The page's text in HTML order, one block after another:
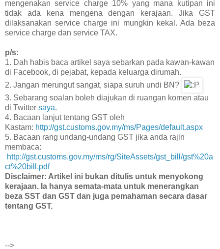
mengenakan service charge 10% yang mana kutipan ini
tidak ada kena mengena dengan kerajaan. Jika GST
dilaksanakan service charge ini mungkin kekal. Ada beza
service charge dan service TAX.
p/s:
1. Dah habis baca artikel saya sebarkan pada kawan-kawan
di Facebook, di pejabat, kepada keluarga dirumah.
2. Jangan merungut sangat, siapa suruh undi BN?
3. Sebarang soalan boleh diajukan di ruangan komen atau
di Twitter saya.
4. Bacaan lanjut tentang GST oleh
Kastam: http://gst.customs.gov.my/ms/Pages/default.aspx
5. Bacaan rang undang-undang GST jika anda rajin
membaca:
http://gst.customs.gov.my/ms/rg/SiteAssets/gst_bill/gst%20a
ct%20bill.pdf
Disclaimer: Artikel ini bukan ditulis untuk menyokong
kerajaan. Ia hanya semata-mata untuk menerangkan
beza SST dan GST dan juga pemahaman secara dasar
tentang GST.
-->